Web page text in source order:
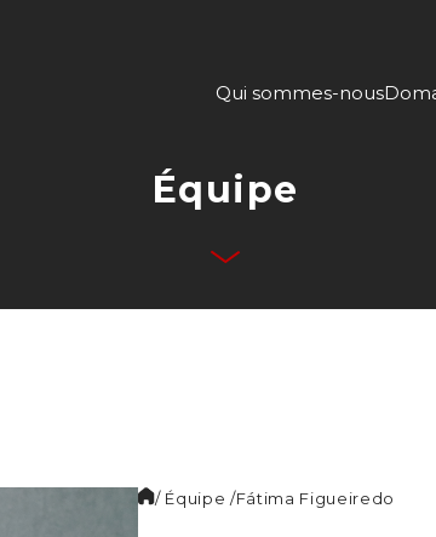
Qui sommes-nous
Équipe
/ Équipe /Fátima Figueiredo